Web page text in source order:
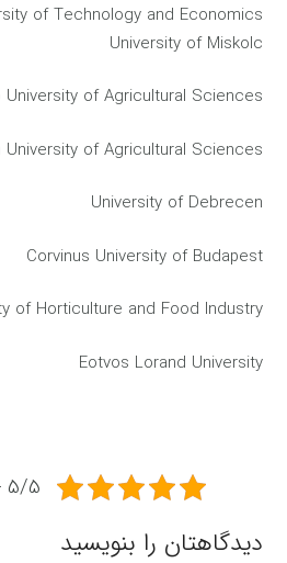
of Technology and Economics
University of Miskolc
University of Agricultural Sciences
University of Agricultural Sciences
University of Debrecen
Corvinus University of Budapest
of Horticulture and Food Industry
Eotvos Lorand University
5/5 - (1004 امتیاز)
دیدگاهتان را بنویسید